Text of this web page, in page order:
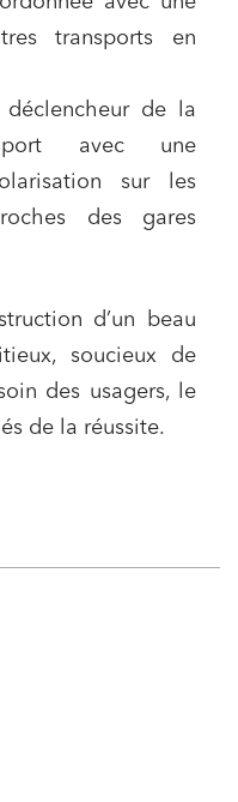
transports en
de la
avec une
sur les
des gares
d’un beau
soucieux de
des usagers, le
de la réussite.